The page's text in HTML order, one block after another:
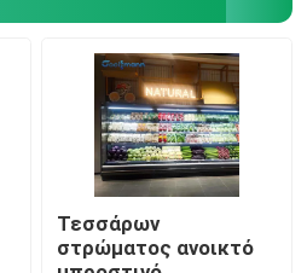
Τεσσάρων
στρώματος ανοικτό